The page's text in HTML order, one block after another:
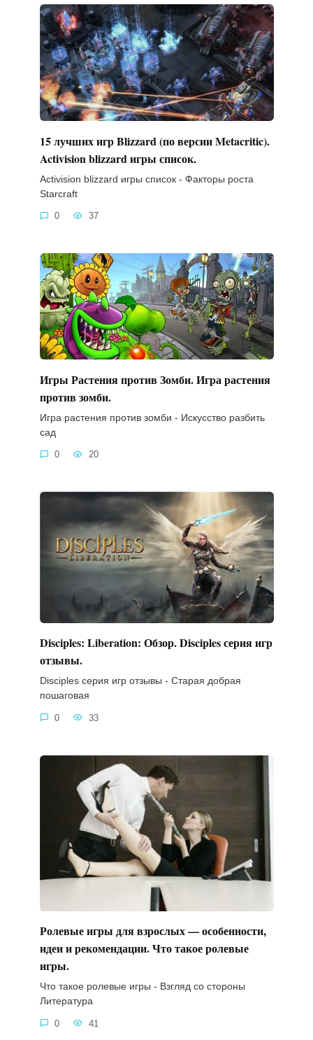
15 лучших игр Blizzard (по версии Metacritic).
Activision blizzard игры список.
Activision blizzard игры список - Факторы роста
Starcraft
0 37
Игры Растения против Зомби. Игра растения
против зомби.
Игра растения против зомби - Искусство разбить
сад
0 20
Disciples: Liberation: Обзор. Disciples серия игр
отзывы.
Disciples серия игр отзывы - Старая добрая
пошаговая
0 33
Ролевые игры для взрослых — особенности,
идеи и рекомендации. Что такое ролевые
игры.
Что такое ролевые игры - Взгляд со стороны
Литература
0 41